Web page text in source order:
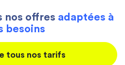
nos offres adaptées à
besoins
tous nos tarifs